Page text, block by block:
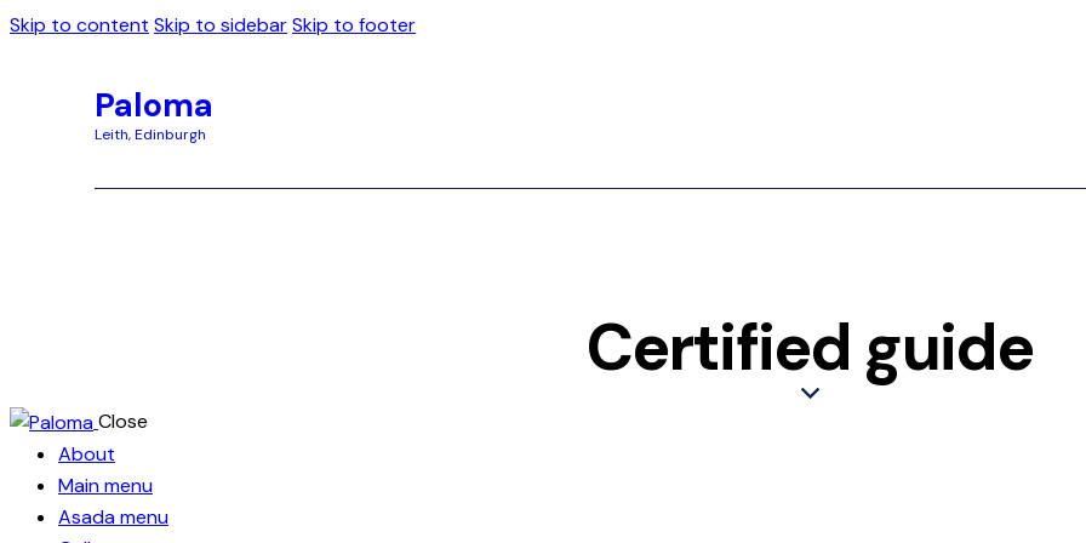
Skip to content Skip to sidebarSkip to footer
Paloma
Leith, Edinburgh
Certified guide
Close
About
Main menu
Asada menu